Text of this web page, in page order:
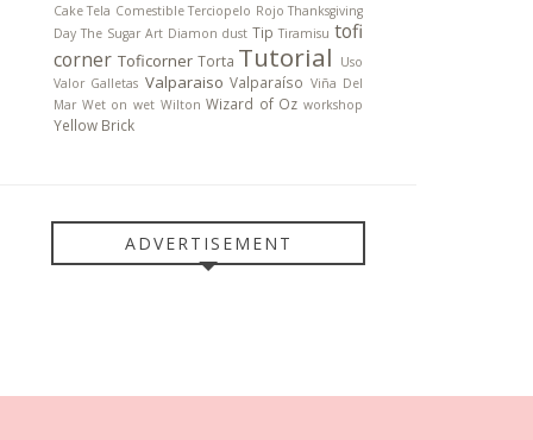
Cake Tela Comestible Terciopelo Rojo Thanksgiving
Day The Sugar Art Diamon dust Tip Tiramisu tofi
corner Toficorner Torta Tutorial
Uso
Valor Galletas Valparaiso Valparaíso Viña Del
Mar Wet on wet Wilton Wizard of Oz workshop
Yellow Brick
ADVERTISEMENT